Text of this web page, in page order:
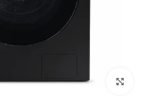
بزرگنمایی تصویر